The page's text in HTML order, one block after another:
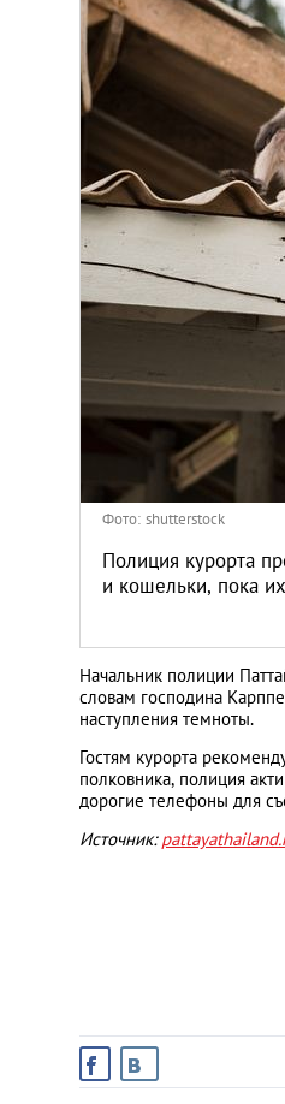
Киев
Лос-
Пхукет
Санкт-
Фото: shutterstock
Полиция курорта
и кошельки, пока
Начальник полиции
словам господина
наступления темноты.
Гостям курорта
полковника, полиция
дорогие телефоны для
Источник: